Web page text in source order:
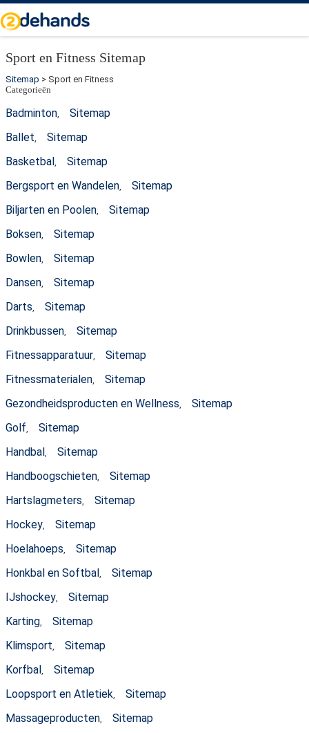
Sport en Fitness Sitemap
Sitemap > Sport en Fitness
Categorieën
Badminton,
Sitemap
Ballet,
Sitemap
Basketbal,
Sitemap
Bergsport en Wandelen,
Sitemap
Biljarten en Poolen,
Sitemap
Boksen,
Sitemap
Bowlen,
Sitemap
Dansen,
Sitemap
Darts,
Sitemap
Drinkbussen,
Sitemap
Fitnessapparatuur,
Sitemap
Fitnessmaterialen,
Sitemap
Gezondheidsproducten en Wellness,
Sitemap
Golf,
Sitemap
Handbal,
Sitemap
Handboogschieten,
Sitemap
Hartslagmeters,
Sitemap
Hockey,
Sitemap
Hoelahoeps,
Sitemap
Honkbal en Softbal,
Sitemap
IJshockey,
Sitemap
Karting,
Sitemap
Klimsport,
Sitemap
Korfbal,
Sitemap
Loopsport en Atletiek,
Sitemap
Massageproducten,
Sitemap